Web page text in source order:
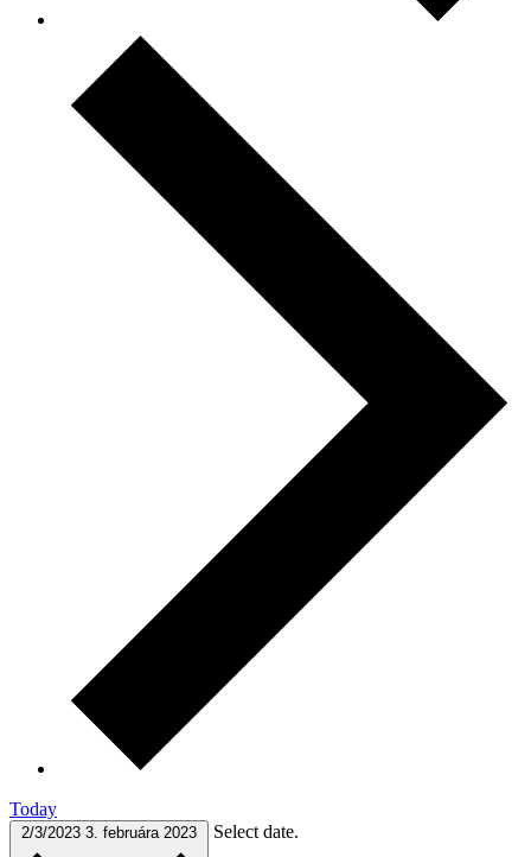
Today
2/3/2023 3. februára 2023 Select date.